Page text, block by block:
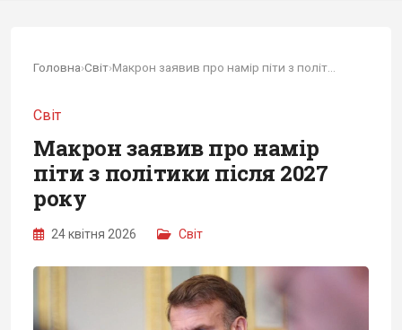
Головна›Світ›
Світ
Макрон заявив про намір
піти з політики після 2027
року
24 квітня 2026 Світ